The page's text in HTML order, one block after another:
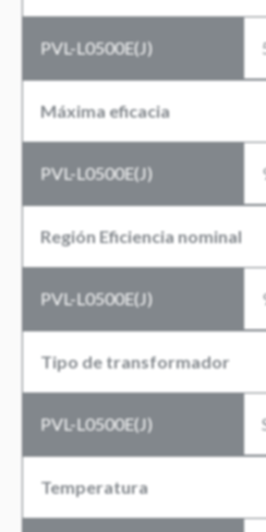
PVL-L0500E(J)
Máxima eficacia
PVL-L0500E(J)
Región Eficiencia nominal
PVL-L0500E(J)
Tipo de transformador
PVL-L0500E(J)
Temperatura